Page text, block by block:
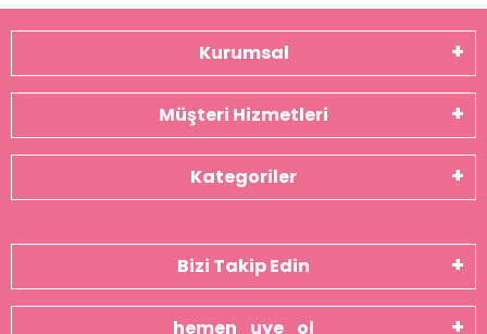
Kurumsal
Müşteri Hizmetleri
Kategoriler
Bizi Takip Edin
hemen_uye_ol